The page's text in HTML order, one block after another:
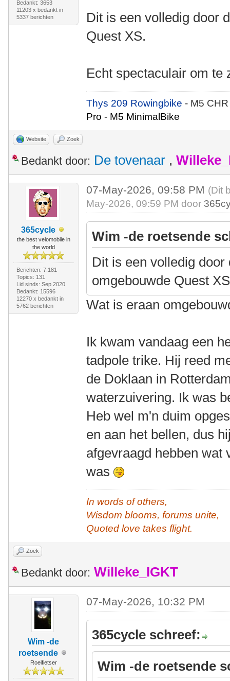
Bedankt: 3653
11203 x bedankt in
5337 berichten
Dit is een volledig door
Quest XS.
Echt spectaculair om te
Thys 209 Rowingbike- M5
Pro - M5 MinimalBike
Website Zoek
Bedankt door: De tovenaar ,
365cycle
the best velomobile in
the world
Berichten: 7.181
Topics: 131
Lid sinds: Sep 2020
Bedankt: 15596
12270 x bedankt in
5762 berichten
07-May-2026, 09:58 PM (Dit
May-2026, 09:59 PM door
Wim -de roetsende
Dit is een volledig
omgebouwde Quest
Wat is eraan
Ik kwam vandaag een
tadpole trike. Hij reed
de Doklaan in
waterzuivering. Ik was
Heb wel m'n duim
en aan het bellen, dus
afgevraagd hebben wat
was
In words of others,
Wisdom blooms, forums unite,
Quoted love takes flight.
Zoek
Bedankt door: Willeke_IGKT
Wim -de
roetsende
Roeifietser
07-May-2026, 10:32 PM
365cycle schreef:
Wim -de roetsende